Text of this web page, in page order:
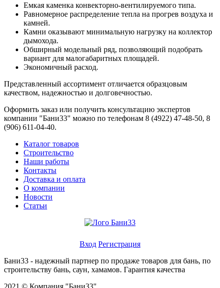
Емкая каменка конвекторно-вентилируемого типа.
Равномерное распределение тепла на прогрев воздуха и
камней.
Камни оказывают минимальную нагрузку на коллектор
дымохода.
Обширный модельный ряд, позволяющий подобрать
вариант для малогабаритных площадей.
Экономичный расход.
Представленный ассортимент отличается образцовым
качеством, надежностью и долговечностью.
Оформить заказ или получить консультацию экспертов
компании "Бани33" можно по телефонам 8 (4922) 47-48-50, 8
(906) 611-04-40.
Каталог товаров
Строительство
Наши работы
Контакты
Доставка и оплата
О компании
Новости
Статьи
Вход Регистрация
Бани33 - надежный партнер по продаже товаров для бань, по
строительству бань, саун, хамамов. Гарантия качества
2021 © Компания "Бани33"